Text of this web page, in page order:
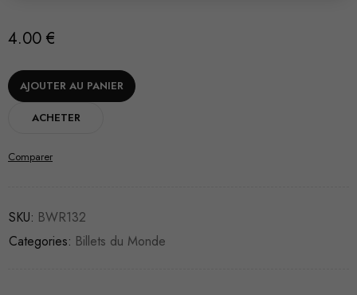
4.00 €
AJOUTER AU PANIER
ACHETER
Comparer
SKU: BWR132
Categories: Billets du Monde